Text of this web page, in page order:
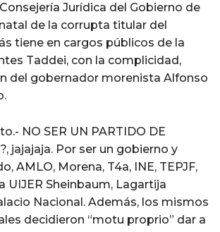
Jurídica del Gobierno de
de la corrupta titular del
tiene en cargos públicos de la
Taddei, con la complicidad,
del gobernador morenista Alfonso
NO SER UN PARTIDO DE
jajajaja. Por ser un gobierno y
AMLO, Morena, T4a, INE, TEPJF,
UIJER Sheinbaum, Lagartija
Nacional. Además, los mismos
decidieron “motu proprio” dar a